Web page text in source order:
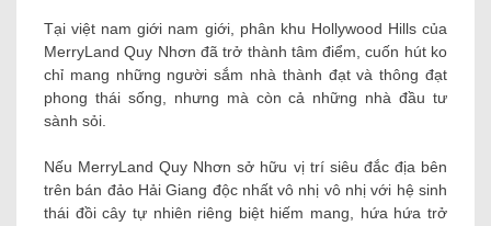
Tại việt nam giới nam giới, phân khu Hollywood Hills của
MerryLand Quy Nhơn đã trở thành tâm điểm, cuốn hút ko
chỉ mang những người sắm nhà thành đạt và thông đạt
phong thái sống, nhưng mà còn cả những nhà đầu tư
sành sỏi.
Nếu MerryLand Quy Nhơn sở hữu vị trí siêu đắc địa bên
trên bán đảo Hải Giang độc nhất vô nhị vô nhị với hệ sinh
thái đồi cây tự nhiên riêng biệt hiếm mang, hứa hứa trở